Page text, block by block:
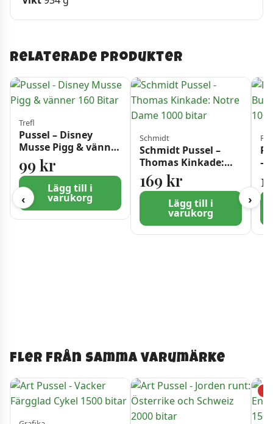
Relaterade produkter
‹
Trefl
Pussel – Disney
Musse Pigg & vänner
160 Bitar
99 kr
Lägg till i
varukorg
Schmidt
Schmidt Pussel –
Thomas Kinkade:
Notre Dame 1000
bitar
169 kr
Lägg till i
varukorg
–
›
Fler från samma varumärke